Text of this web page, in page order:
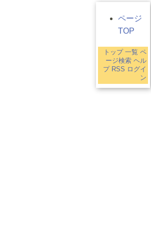
ページ
TOP
トップ 一覧 ペ
ージ検索 ヘル
プ RSS ログイ
ン